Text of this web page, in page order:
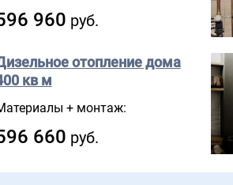
960 руб.
отопление дома
кв м
+ монтаж:
660 руб.